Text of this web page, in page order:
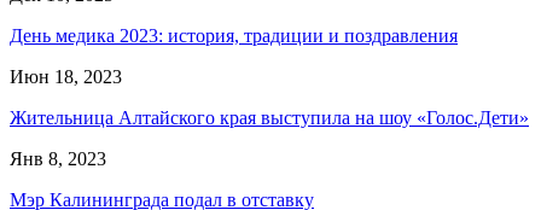
День медика 2023: история, традиции и поздравления
Июн 18, 2023
Жительница Алтайского края выступила на шоу «Голос.Дети»
Янв 8, 2023
Мэр Калининграда подал в отставку